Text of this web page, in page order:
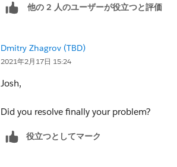
他の 2 人のユーザーが役立つと評価
Dmitry Zhagrov (TBD)
2021年2月17日 15:24
Josh,
Did you resolve finally your problem?
役立つとしてマーク